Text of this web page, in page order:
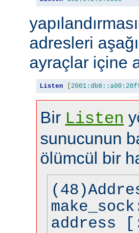
adresleri
ayraçlar içine
Listen [
Bir Listen
sunucunun
ölümcül bir
address